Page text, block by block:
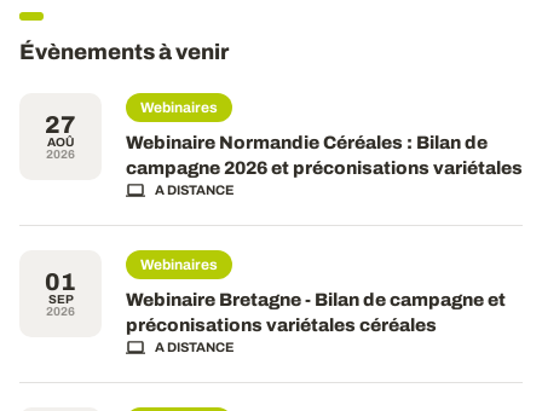
Évènements à venir
27
AOÛ
2026
Webinaires
Webinaire Normandie Céréales : Bilan de
campagne 2026 et préconisations variétales
A DISTANCE
01
SEP
2026
Webinaires
Webinaire Bretagne - Bilan de campagne et
préconisations variétales céréales
A DISTANCE